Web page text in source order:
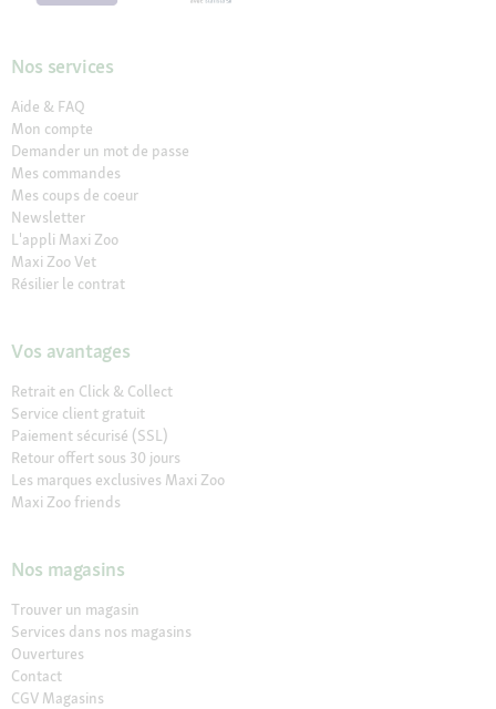
Nos services
Aide & FAQ
Mon compte
Demander un mot de passe
Mes commandes
Mes coups de coeur
Newsletter
L'appli Maxi Zoo
Maxi Zoo Vet
Résilier le contrat
Vos avantages
Retrait en Click & Collect
Service client gratuit
Paiement sécurisé (SSL)
Retour offert sous 30 jours
Les marques exclusives Maxi Zoo
Maxi Zoo friends
Nos magasins
Trouver un magasin
Services dans nos magasins
Ouvertures
Contact
CGV Magasins